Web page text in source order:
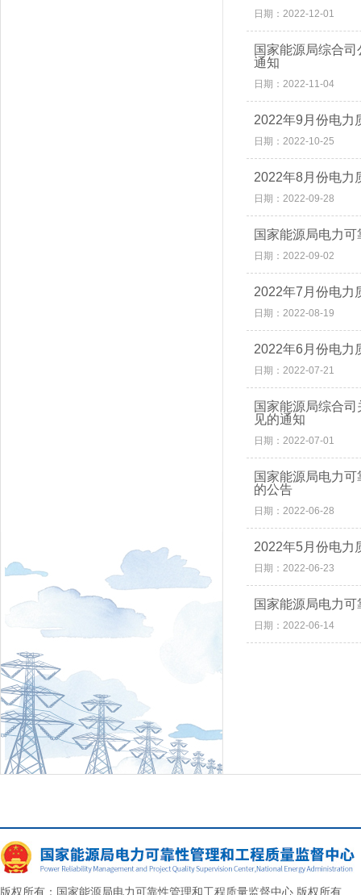
日期：2022-12-01
国家能源局综合
通知
日期：2022-11-04
2022年9月份电力
日期：2022-10-25
2022年8月份电力
日期：2022-09-28
国家能源局电力
日期：2022-09-02
2022年7月份电力
日期：2022-08-19
2022年6月份电力
日期：2022-07-21
国家能源局综合
见的通知
日期：2022-07-01
国家能源局电力
的公告
日期：2022-06-28
2022年5月份电力
日期：2022-06-23
国家能源局电力
日期：2022-06-14
版权所有：国家能源局电力可靠性管理和工程质量监督中心 版权所有